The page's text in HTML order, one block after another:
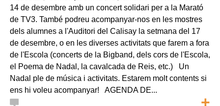
14 de desembre amb un concert solidari per a la Marató
de TV3. També podreu acompanyar-nos en les mostres
dels alumnes a l'Auditori del Calisay la setmana del 17
de desembre, o en les diverses activitats que farem a fora
de l'Escola (concerts de la Bigband, dels cors de l'Escola,
el Poema de Nadal, la cavalcada de Reis, etc.) Un
Nadal ple de música i activitats. Estarem molt contents si
ens hi voleu acompanyar! AGENDA DE...
+